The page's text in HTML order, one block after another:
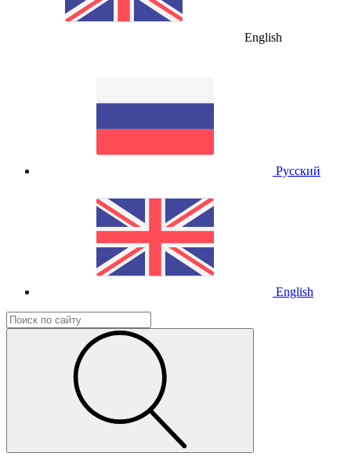
English
Русский
English